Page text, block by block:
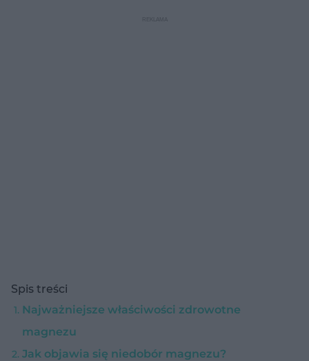
Spis treści
Najważniejsze właściwości zdrowotne
magnezu
Jak objawia się niedobór magnezu?